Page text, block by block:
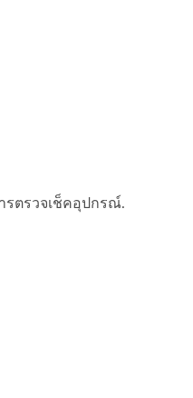
รตรวจเช็คอุปกรณ์.